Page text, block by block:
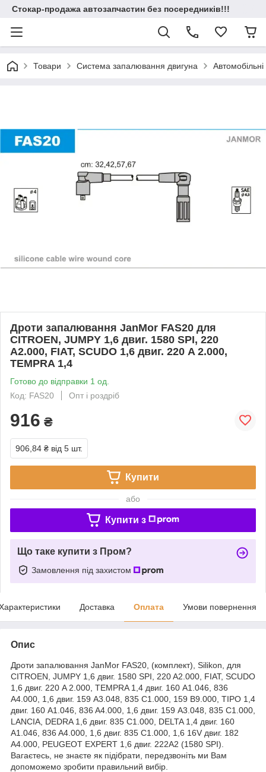
Стокар-продажа автозапчастин без посередників!!!
Товари Система запалювання двигуна
Дроти запалювання JanMor FAS20 для
CITROEN, JUMPY 1,6 двиг. 1580 SPI, 220
A2.000, FIAT, SCUDO 1,6 двиг. 220 A 2.000,
TEMPRA 1,4
Готово до відправки 1 од.
Код: FAS20
Опт і роздріб
916 ₴
906,84 ₴ від 5 шт.
Купити
або
Купити з
Що таке купити з Пром?
Замовлення під захистом
Доставка Оплата Умови повернення
Опис
Дроти запалювання JanMor FAS20, (комплект), Silikon, для
CITROEN, JUMPY 1,6 двиг. 1580 SPI, 220 A2.000, FIAT, SCUDO
1,6 двиг. 220 A 2.000, TEMPRA 1,4 двиг. 160 A1.046, 836
A4.000, 1,6 двиг. 159 A3.048, 835 C1.000, 159 B9.000, TIPO 1,4
двиг. 160 A1.046, 836 A4.000, 1,6 двиг. 159 A3.048, 835 C1.000,
LANCIA, DEDRA 1,6 двиг. 835 C1.000, DELTA 1,4 двиг. 160
A1.046, 836 A4.000, 1,6 двиг. 835 C1.000, 1,6 16V двиг. 182
A4.000, PEUGEOT EXPERT 1,6 двиг. 222A2 (1580 SPI).
Вагаєтесь, не знаєте як підібрати, передзвоніть ми Вам
допоможемо зробити правильний вибір.